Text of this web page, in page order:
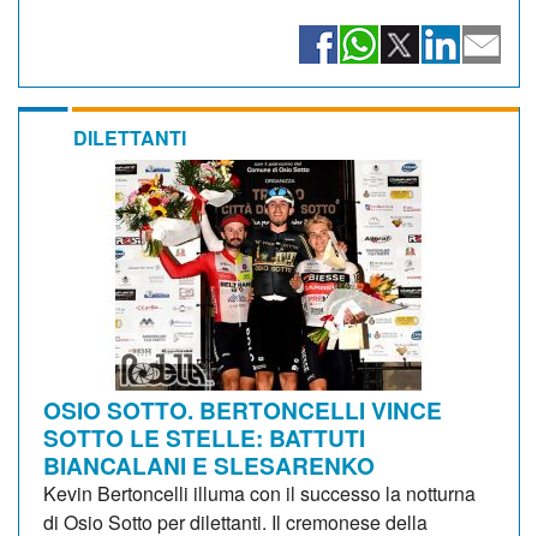
DILETTANTI
OSIO SOTTO. BERTONCELLI VINCE
SOTTO LE STELLE: BATTUTI
BIANCALANI E SLESARENKO
Kevin Bertoncelli illuma con il successo la notturna
di Osio Sotto per dilettanti. Il cremonese della